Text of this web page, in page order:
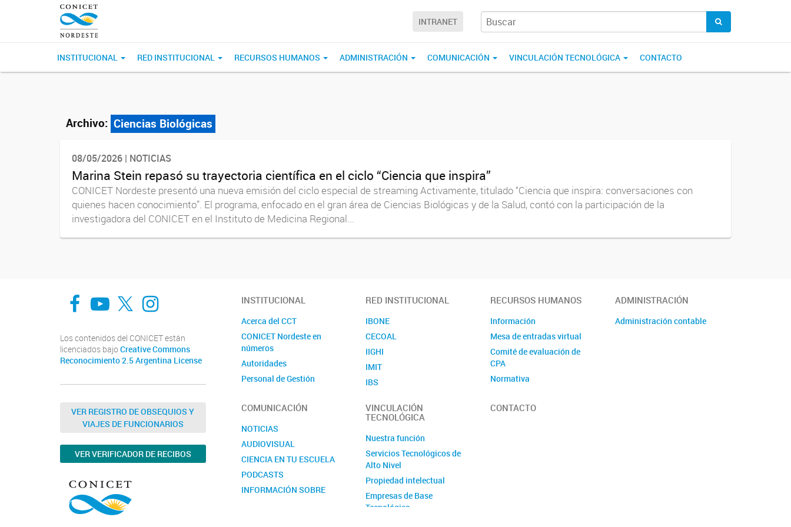
INTRANET
INSTITUCIONAL RED INSTITUCIONAL RECURSOS HUMANOS ADMINISTRACIÓN COMUNICACIÓN VINCULACIÓN TECNOLÓGICA CONTACTO
Archivo: Ciencias Biológicas
08/05/2026 | NOTICIAS
Marina Stein repasó su trayectoria científica en el ciclo “Ciencia que inspira”
CONICET Nordeste presentó una nueva emisión del ciclo especial de streaming Activamente, titulado “Ciencia que inspira: conversaciones con
quienes hacen conocimiento”. El programa, enfocado en el gran área de Ciencias Biológicas y de la Salud, contó con la participación de la
investigadora del CONICET en el Instituto de Medicina Regional...
Facebook
You TubeTwitterInstagram
Los contenidos del CONICET están
licenciados bajo Creative Commons
Reconocimiento 2.5 Argentina License
VER REGISTRO DE OBSEQUIOS Y
VIAJES DE FUNCIONARIOS
VER VERIFICADOR DE RECIBOS
INSTITUCIONAL
Acerca del CCT
CONICET Nordeste en
números
Autoridades
Personal de Gestión
Becario/a
Normativa
RED INSTITUCIONAL
IBONE
CECOAL
IIGHI
IMIT
IBS
IESYH
IIDTHH
INIPTA
Zona de Influencia
RECURSOS HUMANOS
Información
Mesa de entradas virtual
Comité de evaluación de
CPA
Normativa
Convocatorias
ADMINISTRACIÓN
Administración contable
COMUNICACIÓN
NOTICIAS
AUDIOVISUAL
CIENCIA EN TU ESCUELA
PODCASTS
INFORMACIÓN SOBRE
VINCULACIÓN
TECNOLÓGICA
Nuestra función
Servicios Tecnológicos de
Alto Nivel
Propiedad intelectual
Empresas de Base
Tecnológica
CONTACTO